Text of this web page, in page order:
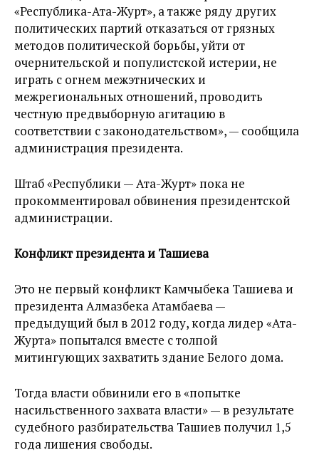
«Республика-Ата-Журт», а также ряду других
политических партий отказаться от грязных
методов политической борьбы, уйти от
очернительской и популистской истерии, не
играть с огнем межэтнических и
межрегиональных отношений, проводить
честную предвыборную агитацию в
соответствии с законодательством», — сообщила
администрация президента.
Штаб «Республики — Ата-Журт» пока не
прокомментировал обвинения президентской
администрации.
Конфликт президента и Ташиева
Это не первый конфликт Камчыбека Ташиева и
президента Алмазбека Атамбаева —
предыдущий был в 2012 году, когда лидер «Ата-
Журта» попытался вместе с толпой
митингующих захватить здание Белого дома.
Тогда власти обвинили его в «попытке
насильственного захвата власти» — в результате
судебного разбирательства Ташиев получил 1,5
года лишения свободы.